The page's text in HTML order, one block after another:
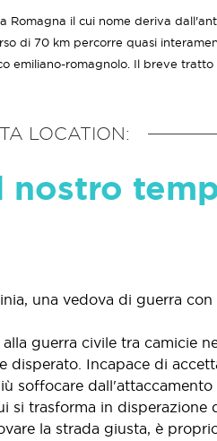
Romagna il cui nome deriva
di 70 km percorre quasi
emiliano-romagnolo. Il breve
LOCATION:
nostro
una vedova di guerra
guerra civile tra camicie
disperato. Incapace di
soffocare
si trasforma in
la strada giusta, è